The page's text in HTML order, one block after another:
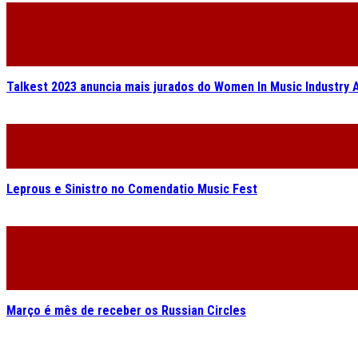
Talkest 2023 anuncia mais jurados do Women In Music Industry
Leprous e Sinistro no Comendatio Music Fest
Março é mês de receber os Russian Circles